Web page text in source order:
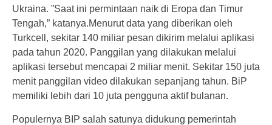
Ukraina. ”Saat ini permintaan naik di Eropa dan Timur
Tengah,” katanya.Menurut data yang diberikan oleh
Turkcell, sekitar 140 miliar pesan dikirim melalui aplikasi
pada tahun 2020. Panggilan yang dilakukan melalui
aplikasi tersebut mencapai 2 miliar menit. Sekitar 150 juta
menit panggilan video dilakukan sepanjang tahun. BiP
memiliki lebih dari 10 juta pengguna aktif bulanan.
Populernya BIP salah satunya didukung pemerintah